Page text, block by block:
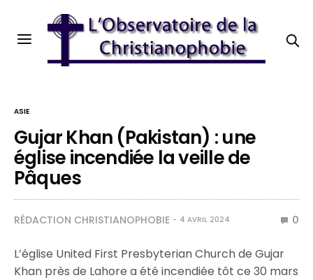
ASIE
Gujar Khan (Pakistan) : une
église incendiée la veille de
Pâques
RÉDACTION CHRISTIANOPHOBIE 4 AVRIL 2024 0
L’église United First Presbyterian Church de Gujar
Khan près de Lahore a été incendiée tôt ce 30 mars